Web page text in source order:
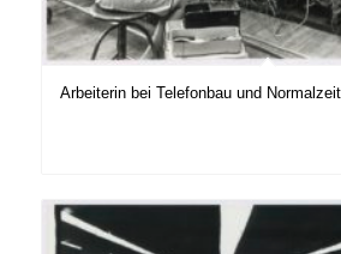
Arbeiterin bei Telefonbau und